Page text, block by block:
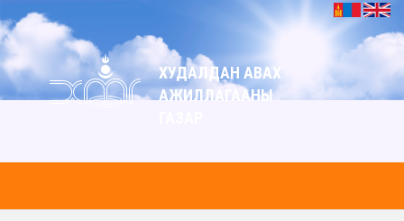
ХУДАЛДАН АВАХ
АЖИЛЛАГААНЫ